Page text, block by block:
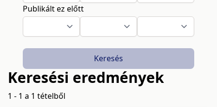
Publikált ez előtt
Keresés
Keresési eredmények
1 - 1 a 1 tételből